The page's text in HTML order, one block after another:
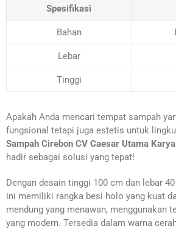
Spesifikasi
Bahan
Lebar
Tinggi
Apakah Anda mencari tempat sampah
fungsional tetapi juga estetis untuk
Sampah Cirebon CV Caesar Utama
hadir sebagai solusi yang tepat!
Dengan desain tinggi 100 cm dan lebar
ini memiliki rangka besi holo yang kuat
mendung yang menawan, menggunakan
yang modern. Tersedia dalam warna